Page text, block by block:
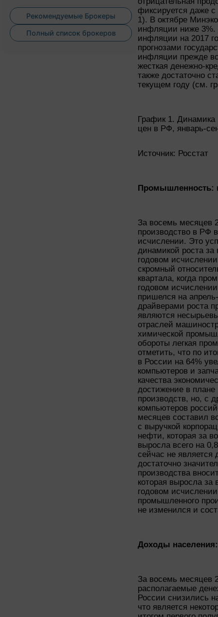
Рекомендуемые Брокеры
Полный список брокеров
фиксируется даже
1). В октябре
инфляции ниже 3%.
инфляции на 2017
прогнозами
инфляции прежде
жесткая денежно-
также достаточно
текущем году (см.
График 1. Динамика
цен в РФ, январь-
Источник: Росстат
Промышленность:
За восемь месяцев
производство в РФ
исчислении. Это
динамикой роста за
годовом
скромный
квартала, когда
годовом
пришелся на
драйверами роста
являются
отраслей
химической
обороты легкая
отметить, что по
в России на 64%
компьютеров и
качества
достижение в плане
производств, но, с
компьютеров
месяцев составил
с выручкой
нефти, которая за
выросла всего на
сейчас не является
достаточно
производства
которая выросла за
годовом
промышленного
не изменился и
Доходы
За восемь месяцев
располагаемые
России снизились
что является